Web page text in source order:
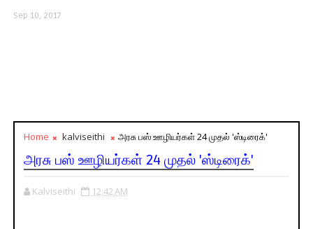
Sep 10, 2017
Home kalviseithi அரசு பஸ் ஊழியர்கள் 24 முதல் 'ஸ்டிரைக்'
அரசு பஸ் ஊழியர்கள் 24 முதல் 'ஸ்டிரைக்'
Kalviseithi 12:42 AM